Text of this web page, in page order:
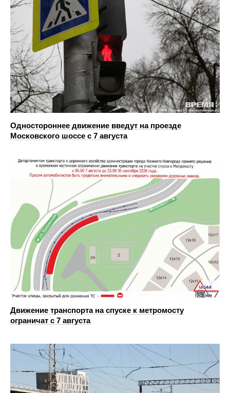
Одностороннее движение введут на проезде
Московского шоссе с 7 августа
Движение транспорта на спуске к метромосту
ограничат с 7 августа